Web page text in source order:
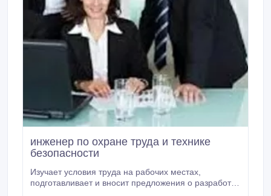
инженер по охране труда и технике
безопасности
Изучает условия труда на рабочих местах,
подготавливает и вносит предложения о разработке